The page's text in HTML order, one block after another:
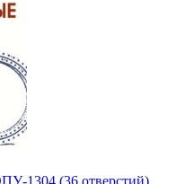
1304 (36 отверстий)